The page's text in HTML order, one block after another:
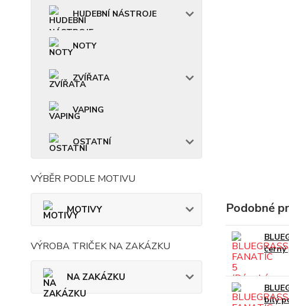
HUDEBNÍ NÁSTROJE
NOTY
ZVÍŘATA
VAPING
OSTATNÍ
VÝBĚR PODLE MOTIVU
MOTIVY
VÝROBA TRIČEK NA ZAKÁZKU
NA ZAKÁZKU
Podobné
bílý